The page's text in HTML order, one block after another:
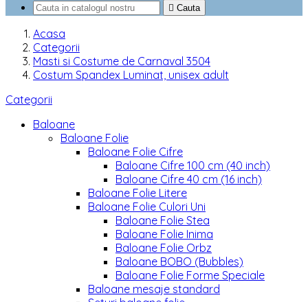
 Cauta
Acasa
Categorii
Masti si Costume de Carnaval 3504
Costum Spandex Luminat, unisex adult
Categorii
Baloane
Baloane Folie
Baloane Folie Cifre
Baloane Cifre 100 cm (40 inch)
Baloane Cifre 40 cm (16 inch)
Baloane Folie Litere
Baloane Folie Culori Uni
Baloane Folie Stea
Baloane Folie Inima
Baloane Folie Orbz
Baloane BOBO (Bubbles)
Baloane Folie Forme Speciale
Baloane mesaje standard